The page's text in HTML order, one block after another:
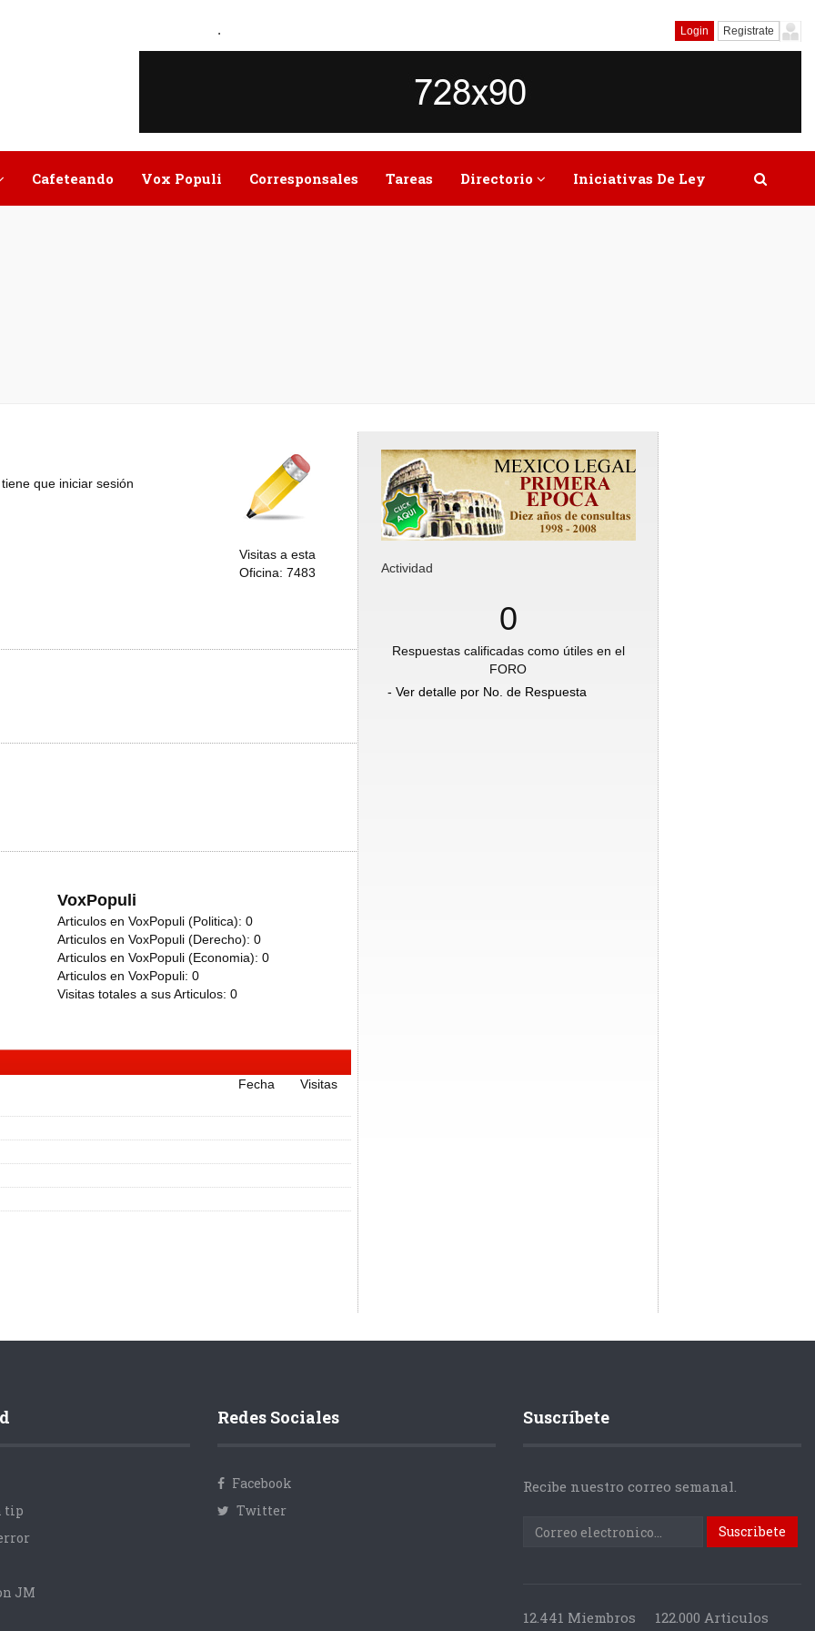
. Login Registrate
Cafeteando Vox Populi Corresponsales Tareas Directorio Iniciativas De Ley
que iniciar sesión
Visitas a esta
Oficina: 7483
VoxPopuli
Articulos en VoxPopuli (Politica): 0
Articulos en VoxPopuli (Derecho): 0
Articulos en VoxPopuli (Economia): 0
Articulos en VoxPopuli: 0
Visitas totales a sus Articulos: 0
Fecha Visitas
Actividad
0
Respuestas calificadas como útiles en el
FORO
- Ver detalle por No. de Respuesta
tip
JM
Redes Sociales
Facebook
Twitter
Suscríbete
Recibe nuestro correo semanal.
12.441 Miembros 122.000 Articulos